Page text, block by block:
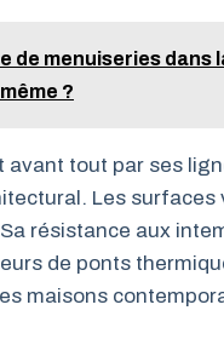
de menuiseries dans
?
avant tout par ses
Les
résistance aux
de ponts
maisons